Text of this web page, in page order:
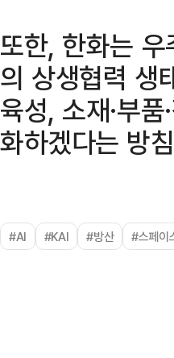
또한, 한화는 우
의 상생협력 생
육성, 소재·부
화하겠다는 방
#AI #KAI #방산 #스페이